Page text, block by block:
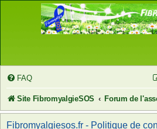
FAQ
Site FibromyalgieSOS Forum de
Fibromyalgiesos.fr - Politique de